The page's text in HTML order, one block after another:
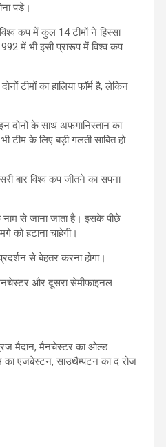
पड़े।
कप में कुल 14 टीमों ने हिस्सा
में भी इसी प्रारूप में विश्व कप
टीमों का हालिया फॉर्म है, लेकिन
दोनों के साथ अफगानिस्तान का
के लिए बड़ी गलती साबित हो
बार विश्व कप जीतने का सपना
नाम से जाना जाता है। इसके पीछे
को हटाना चाहेगी।
से बेहतर करना होगा।
और दूसरा सेमीफाइनल
मैदान, मैनचेस्टर का ओल्ड
का एजबेस्टन, साउथैम्पटन का द रोज